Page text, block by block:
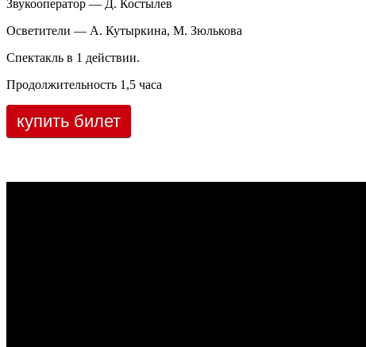
Звукооператор — Д. Костылев
Осветители — А. Кутыркина, М. Зюлькова
Спектакль в 1 действии.
Продолжительность 1,5 часа
купить билет